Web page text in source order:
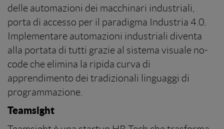
delle automazioni dei macchinari industriali,
porta di accesso per il paradigma Industria 4.0.
Implementare automazioni industriali diventa
alla portata di tutti grazie al sistema visuale no-
code che elimina la ripida curva di
apprendimento dei tradizionali linguaggi di
programmazione.
Teamsight